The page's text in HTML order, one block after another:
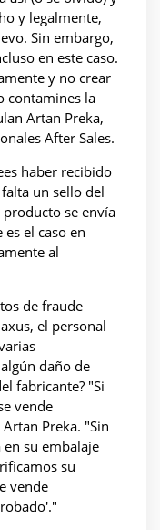
y legalmente,
Sin embargo,
en este caso.
y no crear
contamines la
Artan Preka,
After Sales.
haber recibido
un sello del
se envía
el caso en
al
de fraude
el personal
daño de
fabricante? "Si
vende
Preka. "Sin
su embalaje
su
vende